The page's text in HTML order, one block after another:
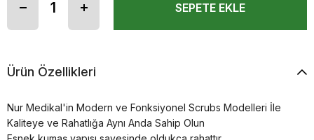
Ürün Özellikleri
Nur Medikal'in Modern ve Fonksiyonel Scrubs Modelleri İle
Kaliteye ve Rahatlığa Aynı Anda Sahip Olun